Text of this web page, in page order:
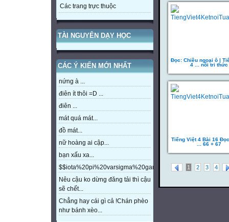
Các trang trực thuộc
TÀI NGUYÊN DẠY HỌC
CÁC Ý KIẾN MỚI NHẤT
nứng à ...
điên ít thôi =D ...
điên ...
mát quá mát...
đồ mát...
nữ hoàng ai cập...
bạn xấu xa...
Nêu cậu ko dừng đăng tải thì cậu
sẽ chết...
Chẳng hay cái gì cả !Chán phèo
như bánh xèo...
Đọc: Chiều ngoại ô |
4 ... nối tri thức
Tiếng Việt 4 Bài 16
... 66 + 67
1 2 3 4